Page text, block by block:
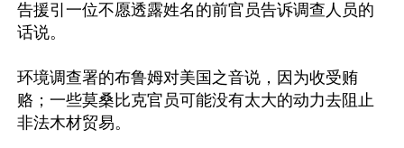
告援引一位不愿透露姓名的前官员告诉调查人员的
话说。
环境调查署的布鲁姆对美国之音说，因为收受贿
赂；一些莫桑比克官员可能没有太大的动力去阻止
非法木材贸易。